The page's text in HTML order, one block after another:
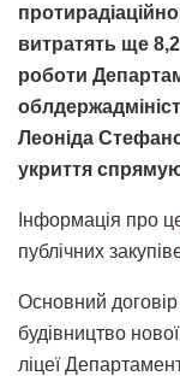
витратять ще
роботи
Леоніда
укриття
Інформація про
публічних
Основний
будівництво
ліцеї